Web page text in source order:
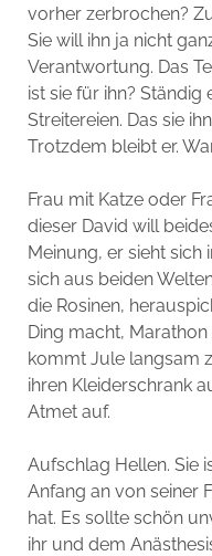
vorher zerbrochen?
Sie will ihn ja nicht
Verantwortung. Das
ist sie für ihn? Ständig
Streitereien. Das sie
Trotzdem bleibt er.
Frau mit Katze oder
dieser David will
Meinung, er sieht
sich aus beiden
die Rosinen,
Ding macht,
kommt Jule langsam
ihren Kleiderschrank
Atmet auf.
Aufschlag Hellen. Sie
Anfang an von seiner
hat. Es sollte schön
ihr und dem